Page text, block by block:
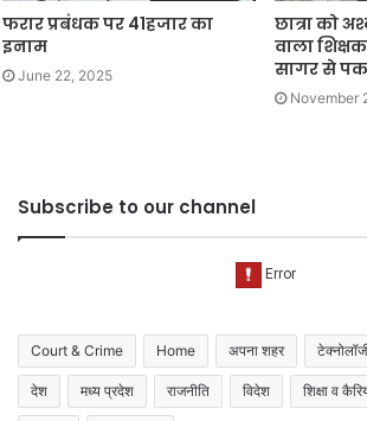
फरार प्रबंधक पर 41हजार का
इनाम
June 22, 2025
छात्रा को
वाला
सागर से
November
Subscribe to our channel
Court & Crime Home अपना शहर
देश मध्य प्रदेश राजनीति विदेश शिक्षा व